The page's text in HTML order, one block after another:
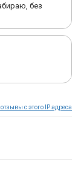
без
отзывы с этого IP адреса